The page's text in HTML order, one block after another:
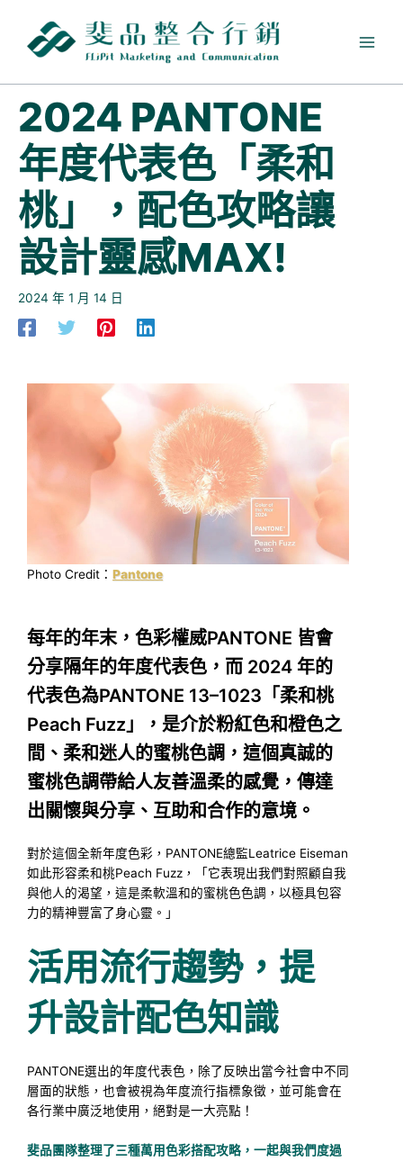
內
2024 PANTONE
年度代表色「柔和
桃」，配色攻略讓
設計靈感MAX!
2024 年 1 月 14 日
Photo Credit： Pantone
每年的年末，色彩權威PANTONE 皆會
分享隔年的年度代表色，而 2024 年的
代表色為PANTONE 13–1023「柔和桃
Peach Fuzz」，是介於粉紅色和橙色之
間、柔和迷人的蜜桃色調，這個真誠的
蜜桃色調帶給人友善溫柔的感覺，傳達
出關懷與分享、互助和合作的意境。
對於這個全新年度色彩，PANTONE總監Leatrice Eiseman
如此形容柔和桃Peach Fuzz，「它表現出我們對照顧自我
與他人的渴望，這是柔軟溫和的蜜桃色色調，以極具包容
力的精神豐富了身心靈。」
活用流行趨勢，提
升設計配色知識
PANTONE選出的年度代表色，除了反映出當今社會中不同
層面的狀態，也會被視為年度流行指標象徵，並可能會在
各行業中廣泛地使用，絕對是一大亮點！
斐品團隊整理了三種萬用色彩搭配攻略，一起與我們度過